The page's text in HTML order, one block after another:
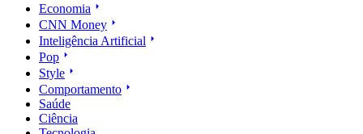
Economia
CNN Money
Inteligência Artificial
Pop
Style
Comportamento
Saúde
Ciência